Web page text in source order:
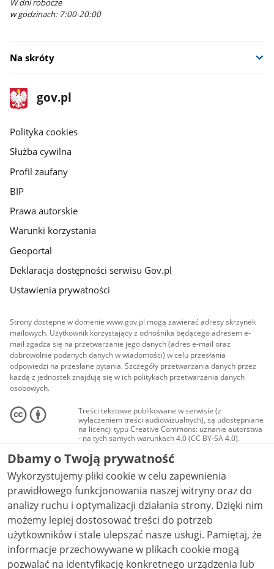
W dni robocze
w godzinach: 7:00-20:00
Na skróty
stopka
gov.pl
Strona
gov.pl
gov.pl
Polityka cookies
Służba cywilna
Profil zaufany
BIP
Prawa autorskie
Warunki korzystania
Geoportal
Deklaracja dostępności serwisu Gov.pl
Ustawienia prywatności
Strony dostępne w domenie www.gov.pl mogą zawierać adresy skrzynek
mailowych. Użytkownik korzystający z odnośnika będącego adresem e-
mail zgadza się na przetwarzanie jego danych (adres e-mail oraz
dobrowolnie podanych danych w wiadomości) w celu przesłania
odpowiedzi na przesłane pytania. Szczegóły przetwarzania danych przez
każdą z jednostek znajdują się w ich politykach przetwarzania danych
osobowych.
Treści tekstowe publikowane w serwisie (z
wyłączeniem treści audiowizualnych), są udostępniane
na licencji typu Creative Commons: uznanie autorstwa
- na tych samych warunkach 4.0 (CC BY-SA 4.0).
Materiały audiowizualne, w tym zdjęcia, materiały
audio i wideo, są udostępniane na licencji typu
Creative Commons: uznanie autorstwa użycie
niekomercyjne - bez utworów zależnych 4.0 (CC BY-
NC-ND 4.0), o ile nie jest to stwierdzone inaczej.
Dbamy o Twoją prywatność
Wykorzystujemy pliki cookie w celu zapewnienia
prawidłowego funkcjonowania naszej witryny oraz do
analizy ruchu i optymalizacji działania strony. Dzięki nim
możemy lepiej dostosować treści do potrzeb
użytkowników i stale ulepszać nasze usługi. Pamiętaj, że
informacje przechowywane w plikach cookie mogą
pozwalać na identyfikację konkretnego urządzenia lub